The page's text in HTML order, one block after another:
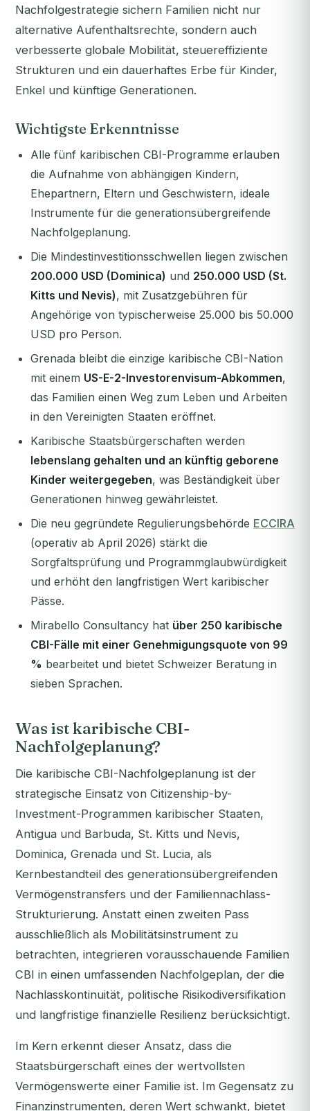
Nachfolgestrategie sichern Familien nicht nur
alternative Aufenthaltsrechte, sondern auch
verbesserte globale Mobilität, steuereffiziente
Strukturen und ein dauerhaftes Erbe für Kinder,
Enkel und künftige Generationen.
Wichtigste Erkenntnisse
Alle fünf karibischen CBI-Programme erlauben
die Aufnahme von abhängigen Kindern,
Ehepartnern, Eltern und Geschwistern, ideale
Instrumente für die generationsübergreifende
Nachfolgeplanung.
Die Mindestinvestitionsschwellen liegen zwischen
200.000 USD (Dominica) und 250.000 USD (St.
Kitts und Nevis), mit Zusatzgebühren für
Angehörige von typischerweise 25.000 bis 50.000
USD pro Person.
Grenada bleibt die einzige karibische CBI-Nation
mit einem US-E-2-Investorenvisum-Abkommen,
das Familien einen Weg zum Leben und Arbeiten
in den Vereinigten Staaten eröffnet.
Karibische Staatsbürgerschaften werden
lebenslang gehalten und an künftig geborene
Kinder weitergegeben, was Beständigkeit über
Generationen hinweg gewährleistet.
Die neu gegründete Regulierungsbehörde ECCIRA
(operativ ab April 2026) stärkt die
Sorgfaltsprüfung und Programmglaubwürdigkeit
und erhöht den langfristigen Wert karibischer
Pässe.
Mirabello Consultancy hat über 250 karibische
CBI-Fälle mit einer Genehmigungsquote von 99
% bearbeitet und bietet Schweizer Beratung in
sieben Sprachen.
Was ist karibische CBI-
Nachfolgeplanung?
Die karibische CBI-Nachfolgeplanung ist der
strategische Einsatz von Citizenship-by-
Investment-Programmen karibischer Staaten,
Antigua und Barbuda, St. Kitts und Nevis,
Dominica, Grenada und St. Lucia, als
Kernbestandteil des generationsübergreifenden
Vermögenstransfers und der Familiennachlass-
Strukturierung. Anstatt einen zweiten Pass
ausschließlich als Mobilitätsinstrument zu
betrachten, integrieren vorausschauende Familien
CBI in einen umfassenden Nachfolgeplan, der die
Nachlasskontinuität, politische Risikodiversifikation
und langfristige finanzielle Resilienz berücksichtigt.
Im Kern erkennt dieser Ansatz, dass die
Staatsbürgerschaft eines der wertvollsten
Vermögenswerte einer Familie ist. Im Gegensatz zu
Finanzinstrumenten, deren Wert schwankt, bietet